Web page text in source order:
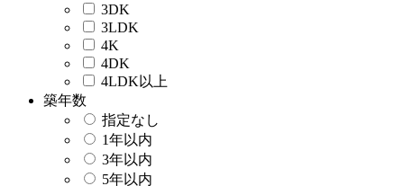
3DK
3LDK
4K
4DK
4LDK以上
築年数
指定なし
1年以内
3年以内
5年以内